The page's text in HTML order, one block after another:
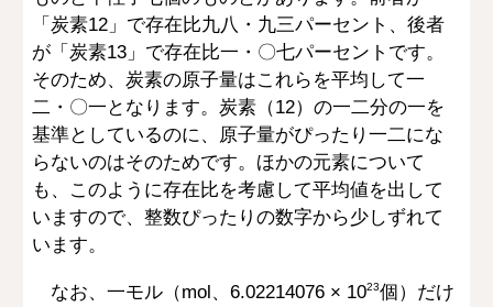
「炭素12」で存在比九八・九三パーセント、後者
が「炭素13」で存在比一・〇七パーセントです。
そのため、炭素の原子量はこれらを平均して一
二・〇一となります。炭素（12）の一二分の一を
基準としているのに、原子量がぴったり一二にな
らないのはそのためです。ほかの元素について
も、このように存在比を考慮して平均値を出して
いますので、整数ぴったりの数字から少しずれて
います。
なお、一モル（mol、6.02214076 × 1023個）だけ